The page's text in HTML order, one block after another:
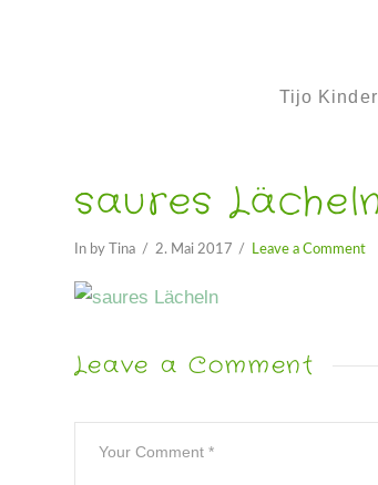
Tijo
saures
In by Tina 2. Mai 2017 Leave a Comment
Leave a Comment